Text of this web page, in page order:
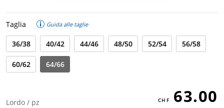
Taglia Guida alle taglie
36/38 40/42 44/46 48/50 52/54 56/58
60/62 64/66
Lordo / pz 63.00